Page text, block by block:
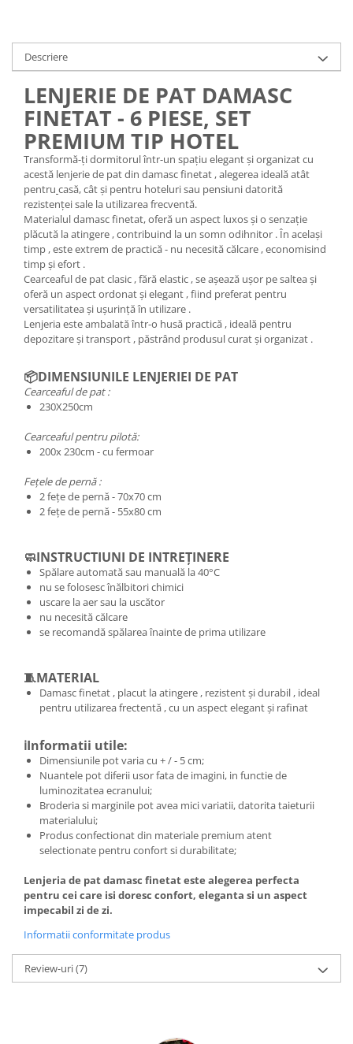
Descriere
LENJERIE DE PAT DAMASC
FINETAT - 6 PIESE, SET
PREMIUM TIP HOTEL
Transformă-ți dormitorul într-un spațiu elegant și organizat cu
acestă lenjerie de pat din damasc finetat , alegerea ideală atât
pentru casă, cât și pentru hoteluri sau pensiuni datorită
rezistenței sale la utilizarea frecventă.
Materialul damasc finetat, oferă un aspect luxos și o senzație
plăcută la atingere , contribuind la un somn odihnitor . În același
timp , este extrem de practică - nu necesită călcare , economisind
timp și efort .
Cearceaful de pat clasic , fără elastic , se așează ușor pe saltea și
oferă un aspect ordonat și elegant , fiind preferat pentru
versatilitatea și ușurință în utilizare .
Lenjeria este ambalată într-o husă practică , ideală pentru
depozitare și transport , păstrând produsul curat și organizat .
📦DIMENSIUNILE LENJERIEI DE PAT
Cearceaful de pat :
230X250cm
Cearceaful pentru pilotă:
200x 230cm - cu fermoar
Fețele de pernă :
2 fețe de pernă - 70x70 cm
2 fețe de pernă - 55x80 cm
🧼INSTRUCTIUNI DE INTREȚINERE
Spălare automată sau manuală la 40°C
nu se folosesc înălbitori chimici
uscare la aer sau la uscător
nu necesită călcare
se recomandă spălarea înainte de prima utilizare
🧵MATERIAL
Damasc finetat , placut la atingere , rezistent și durabil , ideal
pentru utilizarea frectentă , cu un aspect elegant și rafinat
ℹ️Informatii utile:
Dimensiunile pot varia cu + / - 5 cm;
Nuantele pot diferii usor fata de imagini, in functie de
luminozitatea ecranului;
Broderia si marginile pot avea mici variatii, datorita taieturii
materialului;
Produs confectionat din materiale premium atent
selectionate pentru confort si durabilitate;
Lenjeria de pat damasc finetat este alegerea perfecta
pentru cei care isi doresc confort, eleganta si un aspect
impecabil zi de zi.
Informatii conformitate produs
Review-uri(7)